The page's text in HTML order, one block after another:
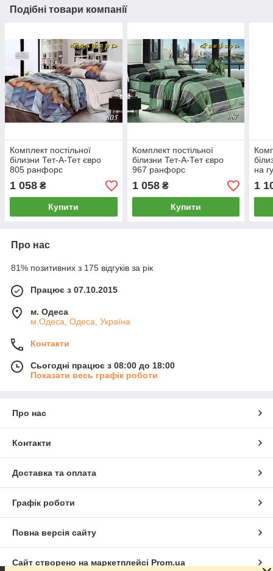
Подібні товари компанії
Комплект постільної
білизни Тет-А-Тет євро
805 ранфорс
1 058 ₴
Купити
Комплект постільної
білизни Тет-А-Тет євро
967 ранфорс
1 058₴
Купити
на
1
Про нас
81% позитивних з 175 відгуків за рік
Працює з 07.10.2015
м. Одеса
м.Одеса, Одеса, Україна
Контакти
Сьогодні працює з 08:00 до 18:00
Показати весь графік роботи
Про нас
Контакти
Доставка та оплата
Графік роботи
Повна версія сайту
Сайт створено на маркетплейсі Prom.ua